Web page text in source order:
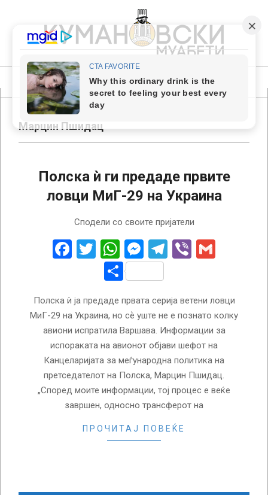
content
КУМАНОВСКИ
МУАБЕТИ
Primary
Navigation
MenuМарцин Пшидац
Полска ѝ ги предаде првите
ловци МиГ-29 на Украина
Сподели со своите пријатели
Facebook
Twitter
WhatsApp
Messenger
Telegram
Viber
Share
Полска ѝ ја предаде првата серија ветени ловци
МиГ-29 на Украина, но сѐ уште не е познато колку
авиони испратила Варшава. Информации за
испораката на авионот објави шефот на
Канцеларијата за меѓународна политика на
претседателот на Полска, Марцин Пшидац.
„Според моите информации, тој процес е веќе
завршен, односно трансферот на
ПРОЧИТАЈ ПОВЕЌЕ